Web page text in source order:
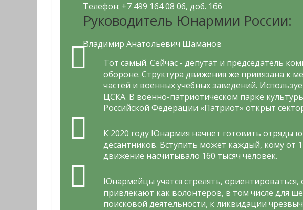
Телефон: +7 499 164 08 06, доб. 166
Руководитель Юнармии России:
Владимир Анатольевич Шаманов
Тот самый. Сейчас - депутат и председатель
обороне. Структура движения же привязана к
частей и военных учебных заведений.
ЦСКА. В военно-патриотическом парке
Российской Федерации «Патриот» открыт
К 2020 году Юнармия начнет готовить отряды
десантников. Вступить может каждый, кому от
движение насчитывало 160 тысяч человек.
Юнармейцы учатся стрелять,
привлекают как волонтеров, в том числе для
поисковой деятельности, к ликвидации